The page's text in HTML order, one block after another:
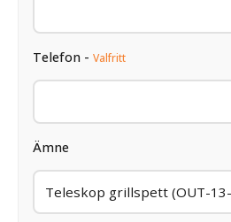
Telefon - Valfritt
Ämne